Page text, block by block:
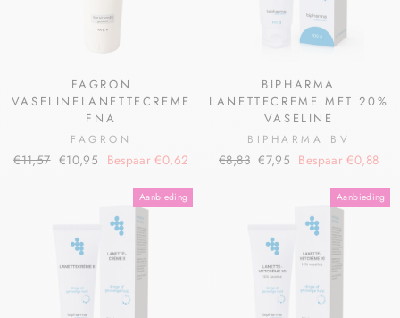
FAGRON
VASELINELANETTECREME
FNA
FAGRON
€11,57 €10,95 Bespaar €0,62
BIPHARMA
LANETTECREME MET 20%
VASELINE
BIPHARMA BV
€8,83 €7,95 Bespaar €0,88
Aanbieding Aanbieding